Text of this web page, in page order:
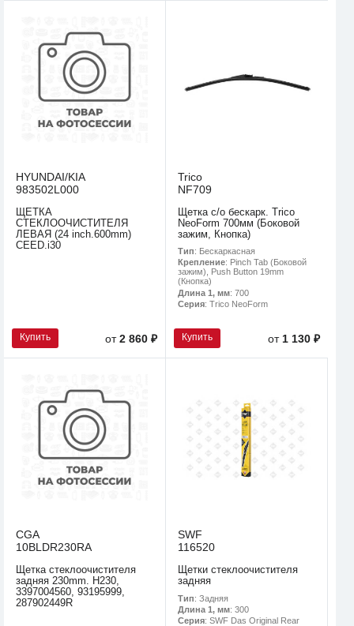
HYUNDAI/KIA
983502L000
ЩЁТКА
СТЕКЛООЧИСТИТЕЛЯ
ЛЕВАЯ (24 inch.600mm)
CEED.i30
Купить от2 860 ₽
Trico
NF709
Щетка с/о бескарк. Trico
NeoForm 700мм (Боковой
зажим, Кнопка)
Тип: Бескаркасная
Крепление: Pinch Tab (Боковой
зажим), Push Button 19mm
(Кнопка)
Длина 1, мм: 700
Серия: Trico NeoForm
Купить от1 130 ₽
CGA
10BLDR230RA
Щетка стеклоочистителя
задняя 230mm. H230,
3397004560, 93195999,
287902449R
SWF
116520
Щетки стеклоочистителя
задняя
Тип: Задняя
Длина 1, мм: 300
Серия: SWF Das Original Rear